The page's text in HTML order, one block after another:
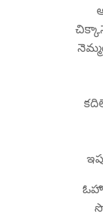
ఓహో